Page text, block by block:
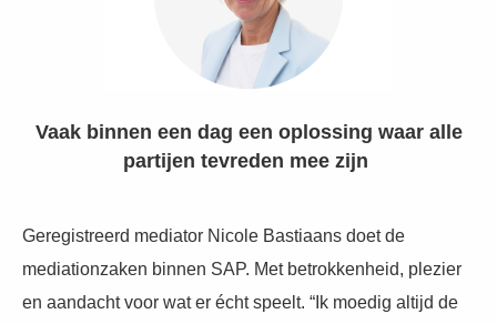
Vaak binnen een dag een oplossing waar alle
partijen tevreden mee zijn
Geregistreerd mediator Nicole Bastiaans doet de
mediationzaken binnen SAP. Met betrokkenheid, plezier
en aandacht voor wat er écht speelt. “Ik moedig altijd de